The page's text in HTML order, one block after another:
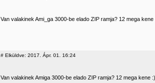
Van valakinek Ami_ga 3000-be elado ZIP ramja? 12 mega
# Elküldve: 2017. Ápr. 01. 16:24
Van valakinek Amiga 3000-be elado ZIP ramja? 12 mega kene